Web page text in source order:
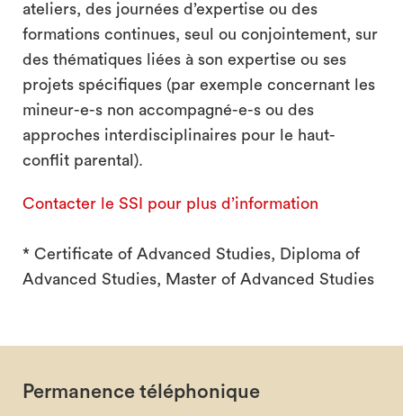
ateliers, des journées d’expertise ou des
formations continues, seul ou conjointement, sur
des thématiques liées à son expertise ou ses
projets spécifiques (par exemple concernant les
mineur-e-s non accompagné-e-s ou des
approches interdisciplinaires pour le haut-
conflit parental).
Contacter le SSI pour plus d’information
* Certificate of Advanced Studies, Diploma of
Advanced Studies, Master of Advanced Studies
Permanence téléphonique